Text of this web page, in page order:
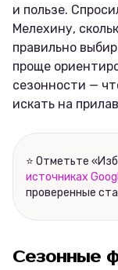
и пользе.
Мелехину,
правильно
проще
сезонности —
искать на
⭐ Отметьте
источниках
проверенные
Сезонные